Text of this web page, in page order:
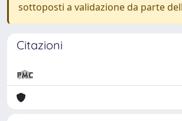
sottoposti a validazione da parte
Citazioni